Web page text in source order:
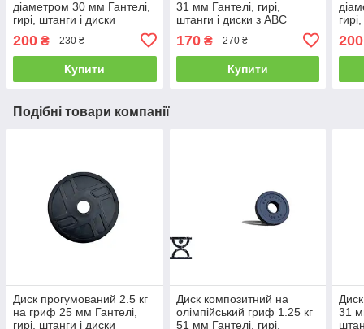
діаметром 30 мм Гантелі,
гирі, штанги і диски
200 ₴ 230 ₴
Купити
31 мм Гантелі, гирі,
штанги і диски з АВС
170₴ 270 ₴
Купити
200
Подібні товари компанії
Диск прогумований 2.5 кг
на гриф 25 мм Гантелі,
гирі, штанги і диски
Диск композитний на
олімпійський гриф 1.25 кг
51 мм Гантелі, гирі,
31